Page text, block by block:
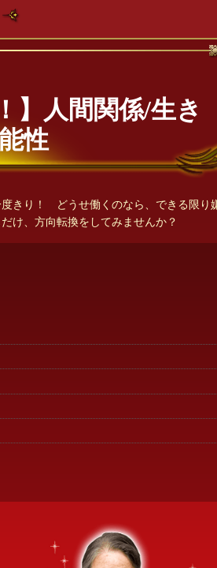
】人間関係/生き
性
きり！ どうせ働くのなら、できる限り
け、方向転換をしてみませんか？